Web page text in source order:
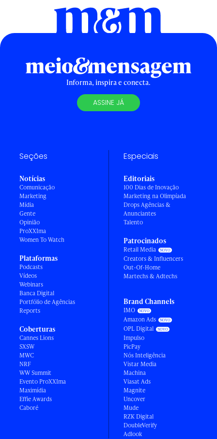
Informa, inspira e conecta.
ASSINE JÁ
Seções
Notícias
Comunicação
Marketing
Mídia
Gente
Opinião
ProXXIma
Women To Watch
Plataformas
Podcasts
Vídeos
Webinars
Banca Digital
Portfólio de Agências
Reports
Coberturas
Cannes Lions
SXSW
MWC
NRF
WW Summit
Evento ProXXIma
Maximídia
Effie Awards
Caboré
Especiais
Editoriais
100 Dias de Inovação
Marketing na Olimpíada
Drops Agências &
Anunciantes
Talento
Patrocinados
Retail Media
Creators & Influencers
Out-Of-Home
Martechs & Adtechs
Brand Channels
IMO
Amazon Ads
OPL Digital
Impulso
PicPay
Nós Inteligência
Vistar Media
Machina
Viasat Ads
Magnite
Uncover
Mude
RZK Digital
DoubleVerify
Adlook